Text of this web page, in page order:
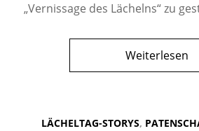
„Vernissage des Lächelns“ zu
Weiterlesen
LÄCHELTAG-STORYS,